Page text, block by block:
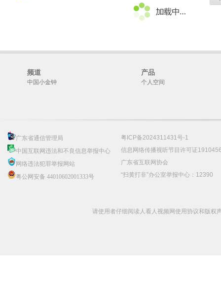
频道
中国小金钟
产品
个人空间
广东省通信管理局
中国互联网违法和不良信息举报中心
网络违法犯罪举报网站
粤公网安备 44010602001333号
粤ICP备2024311431号-1
信息网络传播视听节目许可证
广东省互联网协会
“扫黄打非”办公室举报中心：12390
请使用者仔细阅读人看人视频网使用协议和版权